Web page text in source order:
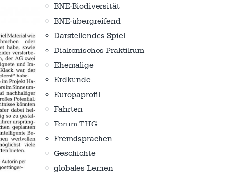
BNE-Biodiversität
BNE-übergreifend
Darstellendes Spiel
Diakonisches Praktikum
Ehemalige
Erdkunde
Europaprofil
Fahrten
Forum THG
Fremdsprachen
Geschichte
globales Lernen